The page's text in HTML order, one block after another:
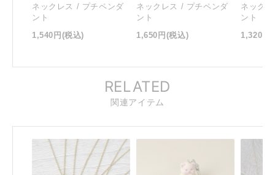
ネックレス / プチペンダ
ント
1,540円 (税込)
ネックレス / プチペンダ
ント
1,650円 (税込)
ネック
ント
1,320円
RELATED
関連アイテム